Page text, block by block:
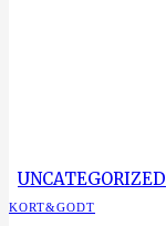
UNCATEGORIZED
KORT&GODT